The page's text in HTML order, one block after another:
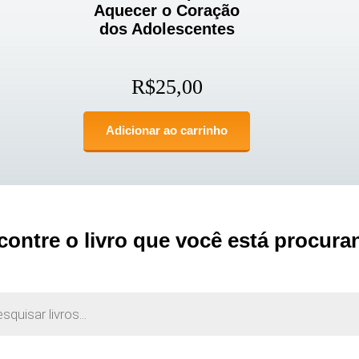
Aquecer o Coração
dos Adolescentes
R$25,00
Adicionar ao carrinho
o livro que você está